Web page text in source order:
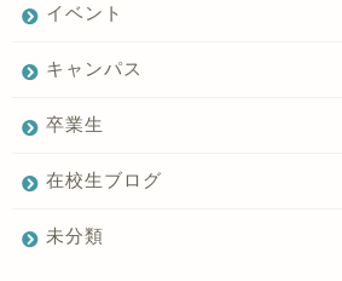
イベント
キャンパス
卒業生
在校生ブログ
未分類